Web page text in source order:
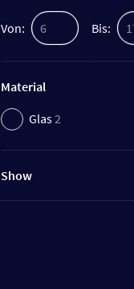
Von: Bis:
Material
Glas2
Show